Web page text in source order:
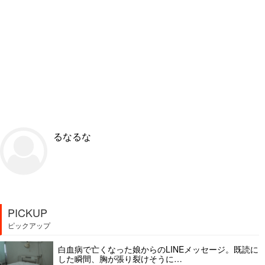
るなるな
PICKUP
ピックアップ
白血病で亡くなった娘からのLINEメッセージ。既読に
した瞬間、胸が張り裂けそうに…